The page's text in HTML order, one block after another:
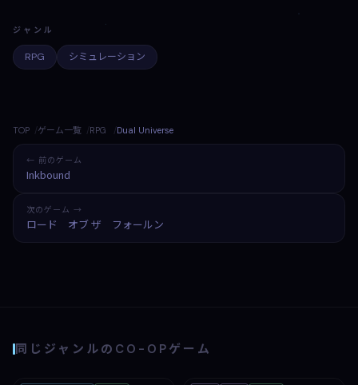
ジャンル
RPG シミュレーション
TOP ゲーム一覧 RPG Dual Universe
← 前のゲーム
Inkbound
次のゲーム →
ロード オブ ザ フォールン
同じジャンルのCO-OPゲーム